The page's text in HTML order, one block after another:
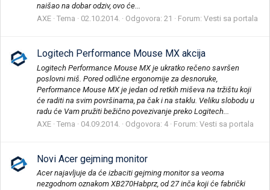
naišao na dobar odziv, ovo će...
AXE Tema 02.10.2014. Odgovora: 21 Forum: Vesti sa portala
Logitech Performance Mouse MX akcija
Logitech Performance Mouse MX je ukratko rečeno savršen
poslovni miš. Pored odlične ergonomije za desnoruke,
Performance Mouse MX je jedan od retkih miševa na tržištu koji
će raditi na svim površinama, pa čak i na staklu. Veliku slobodu u
radu će Vam pružiti bežično povezivanje preko Logitech...
AXE Tema 04.09.2014. Odgovora: 4 Forum: Vesti sa portala
Novi Acer gejming monitor
Acer najavljuje da će izbaciti gejming monitor sa veoma
nezgodnom oznakom XB270Habprz, od 27 inča koji će fabrički